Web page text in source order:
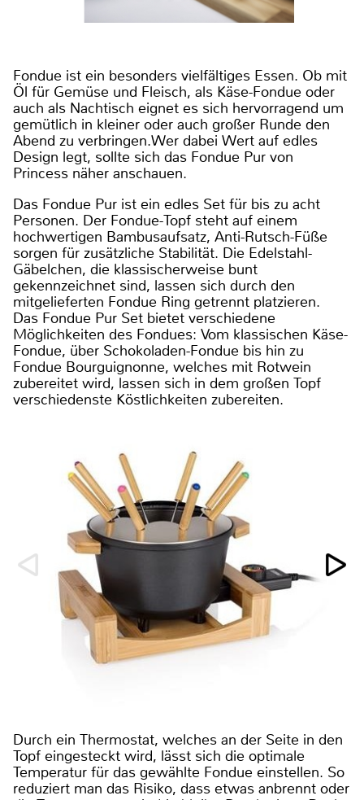
Fondue ist ein besonders vielfältiges Essen. Ob mit
Öl für Gemüse und Fleisch, als Käse-Fondue oder
auch als Nachtisch eignet es sich hervorragend um
gemütlich in kleiner oder auch großer Runde den
Abend zu verbringen.Wer dabei Wert auf edles
Design legt, sollte sich das Fondue Pur von
Princess näher anschauen.
Das Fondue Pur ist ein edles Set für bis zu acht
Personen. Der Fondue-Topf steht auf einem
hochwertigen Bambusaufsatz, Anti-Rutsch-Füße
sorgen für zusätzliche Stabilität. Die Edelstahl-
Gäbelchen, die klassischerweise bunt
gekennzeichnet sind, lassen sich durch den
mitgelieferten Fondue Ring getrennt platzieren.
Das Fondue Pur Set bietet verschiedene
Möglichkeiten des Fondues: Vom klassischen Käse-
Fondue, über Schokoladen-Fondue bis hin zu
Fondue Bourguignonne, welches mit Rotwein
zubereitet wird, lassen sich in dem großen Topf
verschiedenste Köstlichkeiten zubereiten.
Durch ein Thermostat, welches an der Seite in den
Topf eingesteckt wird, lässt sich die optimale
Temperatur für das gewählte Fondue einstellen. So
reduziert man das Risiko, dass etwas anbrennt oder